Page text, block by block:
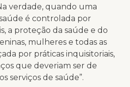
verdade, quando uma
é controlada por
a proteção da saúde e do
mulheres e todas as
por práticas inquisitoriais,
que deveriam ser de
serviços de saúde”.